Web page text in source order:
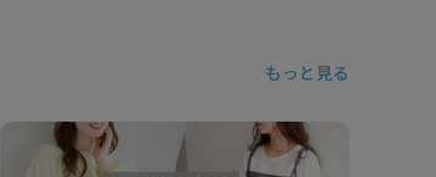
もっと見る